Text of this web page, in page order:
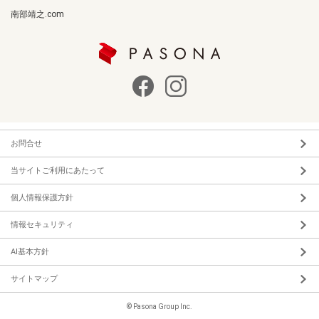
南部靖之.com
お問合せ
当サイトご利用にあたって
個人情報保護方針
情報セキュリティ
AI基本方針
サイトマップ
© Pasona Group Inc.